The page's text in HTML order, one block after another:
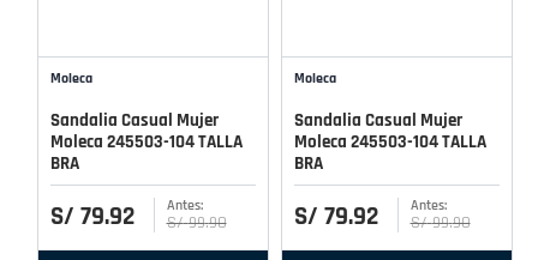
Moleca
Sandalia Casual Mujer
Moleca 245503-104 TALLA
BRA
S/ 79.92 S/ 99.90
Moleca
Sandalia Casual Mujer
Moleca 245503-104 TALLA
BRA
S/ 79.92 S/ 99.90